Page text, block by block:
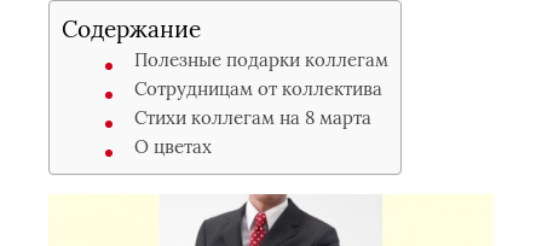
Содержание
Полезные подарки коллегам
Сотрудницам от коллектива
Стихи коллегам на 8 марта
О цветах